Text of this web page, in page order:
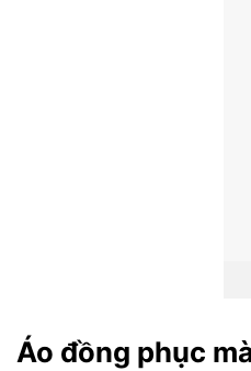
Áo đồng phục